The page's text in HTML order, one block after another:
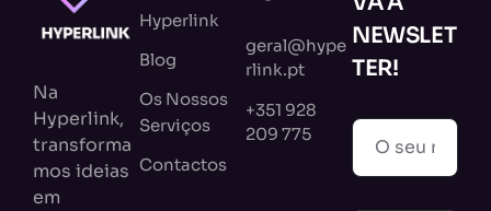
Na
Hyperlink,
transforma
mos ideias
em
Hyperlink
Blog
Os Nossos
Serviços
Contactos
geral@hype
rlink.pt
+351 928
209 775
NEWSLET
TER!